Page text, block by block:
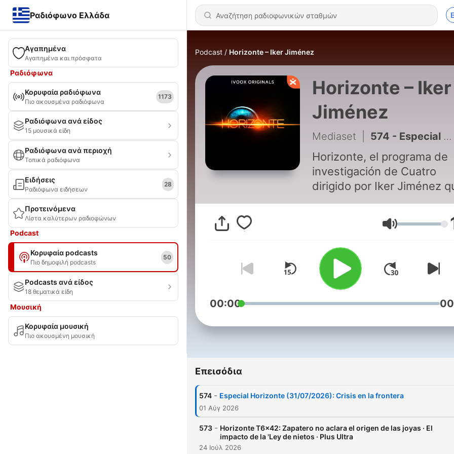
Ραδιόφωνο Ελλάδα
Αγαπημένα
Αγαπημένα και πρόσφατα
Ραδιόφωνα
Κορυφαία ραδιόφωνα
Πιο ακουσμένα ραδιόφωνα
1173
Ραδιόφωνα ανά είδος
15 μουσικά είδη
Ραδιόφωνα ανά περιοχή
Τοπικά ραδιόφωνα
Ειδήσεις
Ραδιόφωνα ειδήσεων
28
Προτεινόμενα
Λίστα καλύτερων ραδιοφώνων
Podcast
Κορυφαία podcasts
Πιο δημοφιλή podcasts
50
Podcasts ανά είδος
18 θεματικά είδη
Μουσική
Κορυφαία μουσική
Πιο ακουσμένη μουσική
Podcast Horizonte – Iker Jiménez
Horizonte – Iker
Jiménez
Mediaset 574 - Especial Horizonte (31/07/2026): Crisis en la frontera
Horizonte, el programa de
investigación de Cuatro
dirigido por Iker Jiménez
analiza temas de rigurosa
Ένταση
00:00
Επεισόδια
574 - Especial Horizonte (31/07/2026): Crisis en la frontera
01 Αύγ 2026
573 - Horizonte T6x42: Zapatero no aclara el origen de las joyas · El
impacto de la 'Ley de nietos · Plus Ultra
24 Ιούλ 2026